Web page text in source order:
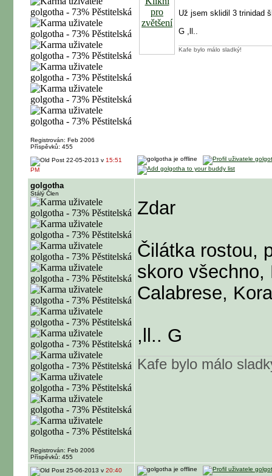
Registrován: Feb 2006
Příspěvků: 455
Už jsem sklidil 3 trinidad
G ,ll..
Kafe bylo málo sladký!
22-05-2013 v 15:51
PM
golgotha
Stálý Člen
Registrován: Feb 2006
Příspěvků: 455
Zdar
Čilátka rostou,
skoro všechno,
Calabrese,
,ll.. G
Kafe bylo málo
25-06-2013 v 20:40